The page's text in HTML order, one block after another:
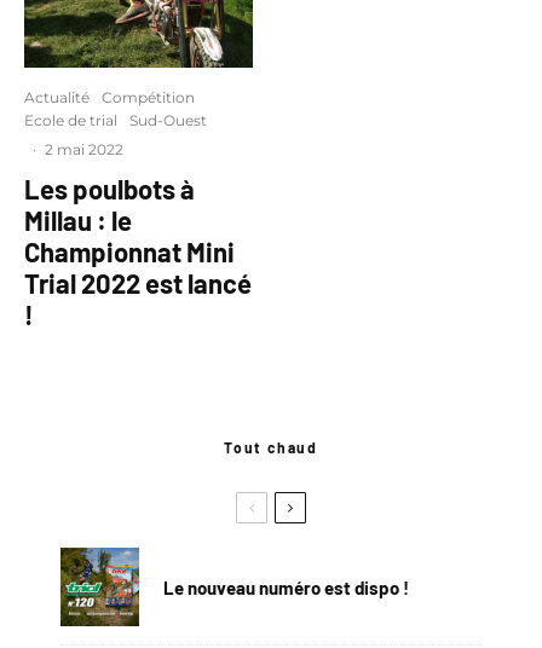
Actualité
Compétition
Ecole de trial
Sud-Ouest
· 2 mai 2022
Les poulbots à
Millau : le
Championnat Mini
Trial 2022 est lancé
!
Tout chaud
Le nouveau numéro est dispo !